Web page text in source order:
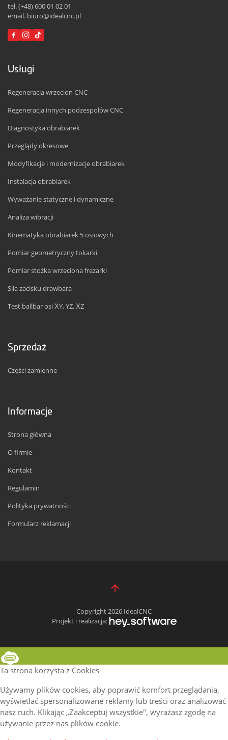
tel. (+48) 600 01 02 01
email. biuro@idealcnc.pl
Usługi
Regeneracja wrzecion CNC
Regeneracja innych podzespołów CNC
Diagnostyka obrabiarek
Przeglądy okresowe
Modyfikacje i modernizacje obrabiarek
Instalacja obrabiarek
Wyważanie statyczne i dynamiczne
Analiza wibracji
Kinematyka obrabiarek 5 osiowych
Pomiar geometryczny tokarki
Pomiar stożka wrzeciona frezarki
Siła zacisku drawbara
Test ballbar osi XY, YZ, XZ
Sprzedaż
Części zamienne
Informacje
Strona główna
O firmie
Kontakt
Regulamin
Polityka prywatności
Formularz reklamacji
Copyright 2026 IdealCNC
Projekt i realizacja:
Ta strona korzysta z Cookies
Używamy plików cookies, aby poprawić komfort przeglądania,
wyświetlać spersonalizowane reklamy lub treści oraz analizować
nasz ruch. Klikając „Zaakceptuj wszystkie", wyrażasz zgodę na
używanie przez nas plików cookie.